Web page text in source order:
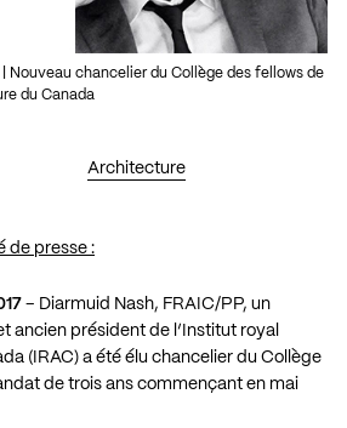
Architecture
| Nouveau chancelier du Collège des fellows de
du Canada
de presse :
– Diarmuid Nash, FRAIC/PP, un
ancien président de l’Institut royal
(IRAC) a été élu chancelier du Collège
de trois ans commençant en mai